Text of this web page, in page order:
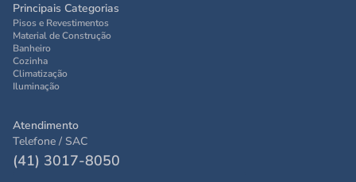
Principais Categorias
Pisos e Revestimentos
Material de Construção
Banheiro
Cozinha
Climatização
Iluminação
Atendimento
Telefone / SAC
(41) 3017-8050